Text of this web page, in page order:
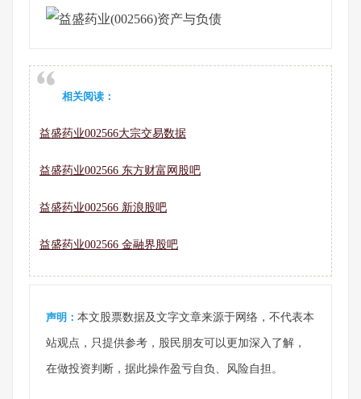
相关阅读：
益盛药业002566大宗交易数据
益盛药业002566 东方财富网股吧
益盛药业002566 新浪股吧
益盛药业002566 金融界股吧
声明： 本文股票数据及文字文章来源于网络，不代表本
站观点，只提供参考，股民朋友可以更加深入了解，
在做投资判断，据此操作盈亏自负、风险自担。